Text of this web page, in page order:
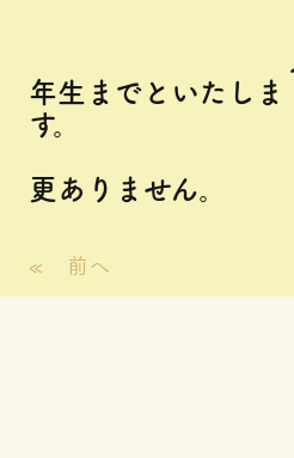
メンバ
年生までといたしま
す
団員
更ありません。
« 前へ